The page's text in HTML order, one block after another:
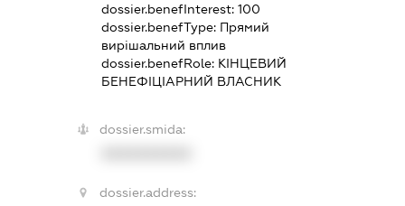
dossier.benefInterest: 100
dossier.benefType: Прямий
вирішальний вплив
dossier.benefRole: КІНЦЕВИЙ
БЕНЕФІЦІАРНИЙ ВЛАСНИК
dossier.smida:
dossier.address: